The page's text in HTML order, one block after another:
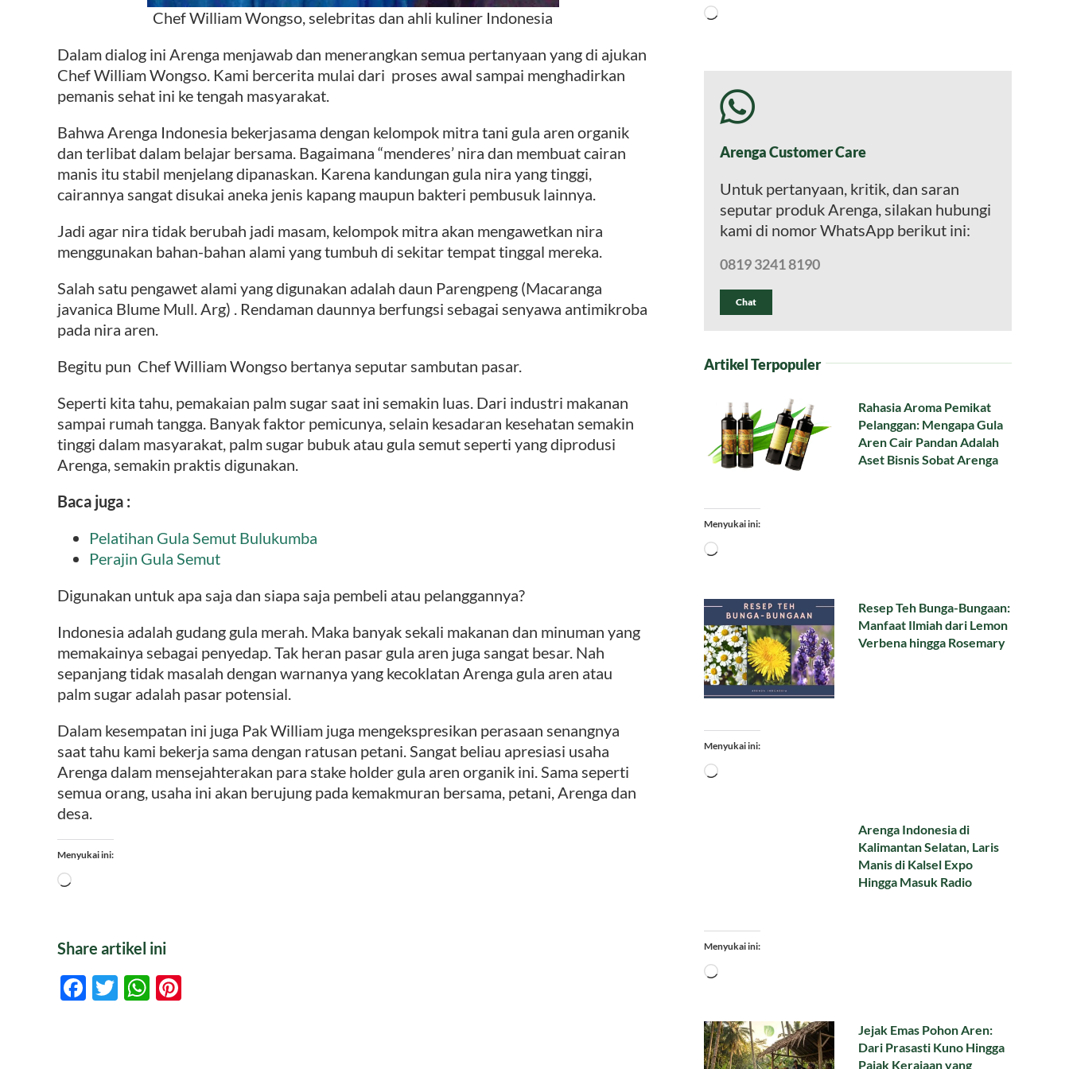
Chef William Wongso, selebritas dan ahli kuliner Indonesia
Dalam dialog ini Arenga menjawab dan menerangkan semua pertanyaan yang di ajukan
Chef William Wongso. Kami bercerita mulai dari proses awal sampai menghadirkan
pemanis sehat ini ke tengah masyarakat.
Bahwa Arenga Indonesia bekerjasama dengan kelompok mitra tani gula aren organik
dan terlibat dalam belajar bersama. Bagaimana “menderes’ nira dan membuat cairan
manis itu stabil menjelang dipanaskan. Karena kandungan gula nira yang tinggi,
cairannya sangat disukai aneka jenis kapang maupun bakteri pembusuk lainnya.
Jadi agar nira tidak berubah jadi masam, kelompok mitra akan mengawetkan nira
menggunakan bahan-bahan alami yang tumbuh di sekitar tempat tinggal mereka.
Salah satu pengawet alami yang digunakan adalah daun Parengpeng (Macaranga
javanica Blume Mull. Arg) . Rendaman daunnya berfungsi sebagai senyawa antimikroba
pada nira aren.
Begitu pun Chef William Wongso bertanya seputar sambutan pasar.
Seperti kita tahu, pemakaian palm sugar saat ini semakin luas. Dari industri makanan
sampai rumah tangga. Banyak faktor pemicunya, selain kesadaran kesehatan semakin
tinggi dalam masyarakat, palm sugar bubuk atau gula semut seperti yang diprodusi
Arenga, semakin praktis digunakan.
Baca juga :
Pelatihan Gula Semut Bulukumba
Perajin Gula Semut
Digunakan untuk apa saja dan siapa saja pembeli atau pelanggannya?
Indonesia adalah gudang gula merah. Maka banyak sekali makanan dan minuman yang
memakainya sebagai penyedap. Tak heran pasar gula aren juga sangat besar. Nah
sepanjang tidak masalah dengan warnanya yang kecoklatan Arenga gula aren atau
palm sugar adalah pasar potensial.
Dalam kesempatan ini juga Pak William juga mengekspresikan perasaan senangnya
saat tahu kami bekerja sama dengan ratusan petani. Sangat beliau apresiasi usaha
Arenga dalam mensejahterakan para stake holder gula aren organik ini. Sama seperti
semua orang, usaha ini akan berujung pada kemakmuran bersama, petani, Arenga dan
desa.
Menyukai ini:
Memuat...
Share artikel ini
Facebook
TwitterWhatsApp
Memuat...
Arenga Customer Care
Untuk pertanyaan, kritik, dan saran
seputar produk Arenga, silakan hubungi
kami di nomor WhatsApp berikut ini:
0819 3241 8190
Chat
Artikel Terpopuler
Rahasia Aroma Pemikat
Pelanggan: Mengapa Gula
Aren Cair Pandan Adalah
Aset Bisnis Sobat Arenga
Menyukai ini:
Memuat...
Resep Teh Bunga-Bungaan:
Manfaat Ilmiah dari Lemon
Verbena hingga Rosemary
Menyukai ini:
Memuat...
Arenga Indonesia di
Kalimantan Selatan, Laris
Manis di Kalsel Expo
Hingga Masuk Radio
Menyukai ini:
Memuat...
Jejak Emas Pohon Aren:
Dari Prasasti Kuno Hingga
Pajak Kerajaan yang